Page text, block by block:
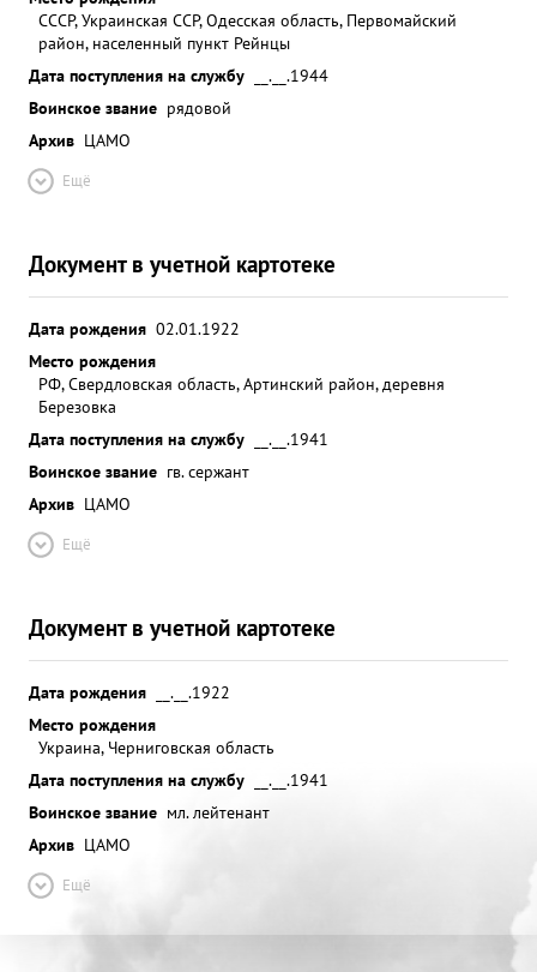
СССР, Украинская ССР, Одесская область, Первомайский
район, населенный пункт Рейнцы
Дата поступления на службу
__.__.1944
Воинское звание рядовой
Архив ЦАМО
Ещё
Документ в учетной картотеке
Дата рождения 02.01.1922
Место рождения
РФ, Свердловская область, Артинский район, деревня
Березовка
Дата поступления на службу
__.__.1941
Воинское звание гв. сержант
Архив ЦАМО
Ещё
Документ в учетной картотеке
Дата рождения
__.__.1922
Место рождения
Украина, Черниговская область
Дата поступления на службу
__.__.1941
Воинское звание мл. лейтенант
Архив ЦАМО
Ещё